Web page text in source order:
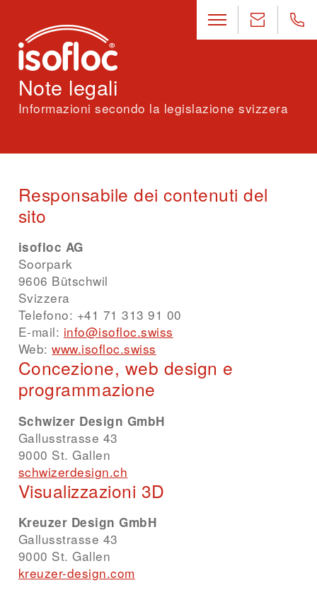
Note legali
Informazioni secondo la legislazione svizzera
Responsabile dei contenuti del
sito
isofloc AG
Soorpark
9606 Bütschwil
Svizzera
Telefono: +41 71 313 91 00
E-mail: info@isofloc.swiss
Web: www.isofloc.swiss
Concezione, web design e
programmazione
Schwizer Design GmbH
Gallusstrasse 43
9000 St. Gallen
schwizerdesign.ch
Visualizzazioni 3D
Kreuzer Design GmbH
Gallusstrasse 43
9000 St. Gallen
kreuzer-design.com